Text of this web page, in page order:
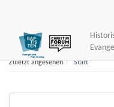
Zuletzt angesehen Start